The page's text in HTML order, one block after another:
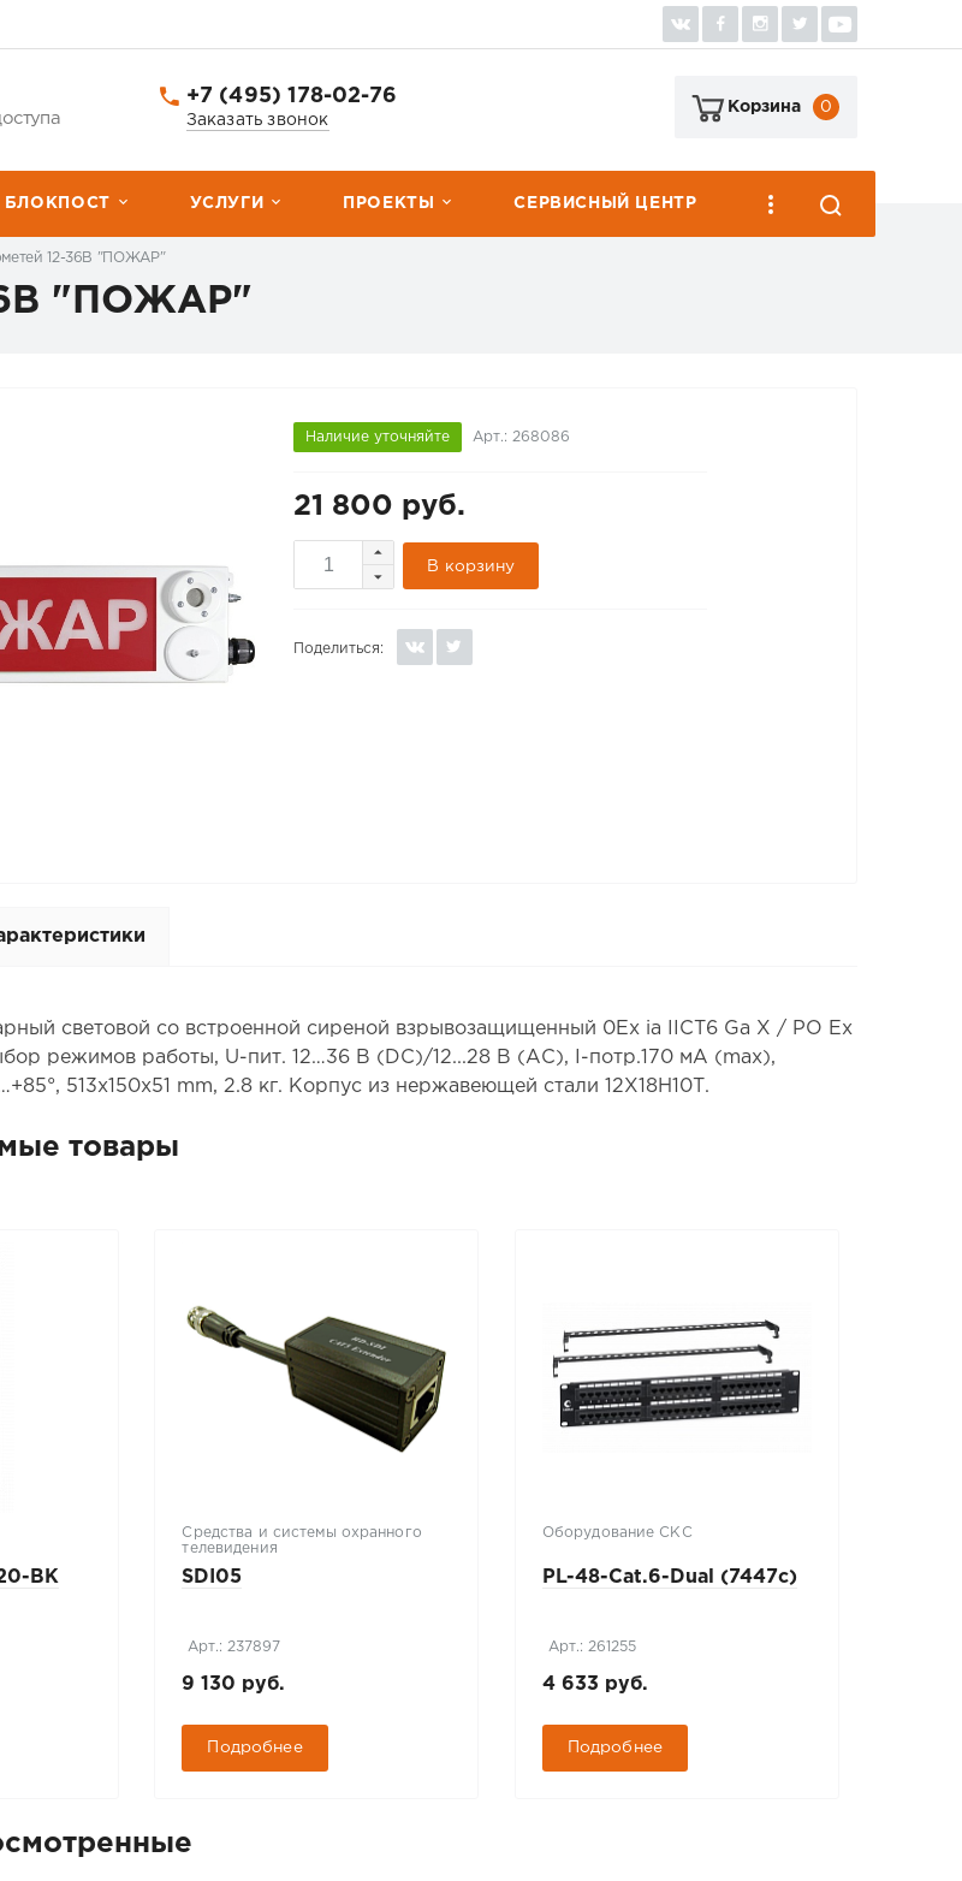
+7 (495) 178-02-76
Заказать звонок
Корзина 0
БЛОКПОСТ УСЛУГИ ПРОЕКТЫ СЕРВИСНЫЙ ЦЕНТР
12-36В "ПОЖАР"
"ПОЖАР"
Наличие уточняйте Арт.: 268086
21 800 руб.
В корзину
Поделиться:
световой со встроенной сиреной взрывозащищенный 0Ex ia IICT6 Ga X / РО Ex
режимов работы, U-пит. 12…36 В (DC)/12...28 В (АС), I-потр.170 мA (max),
513х150х51 mm, 2.8 кг. Корпус из нержавеющей стали 12Х18Н10Т.
товары
BK
Средства и системы охранного
телевидения
SDI05
Арт.: 237897
9 130 руб.
Подробнее
Оборудование СКС
PL-48-Cat.6-Dual (7447c)
Арт.: 261255
4 633 руб.
Подробнее